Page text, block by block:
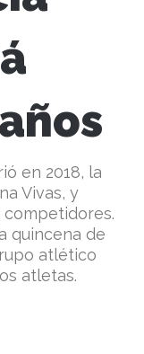
en 2018, la
Vivas, y
quincena de
atlético
atletas.